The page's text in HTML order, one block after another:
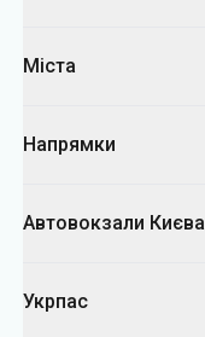
Міста
Напрямки
Автовокзали Києва
Укрпас